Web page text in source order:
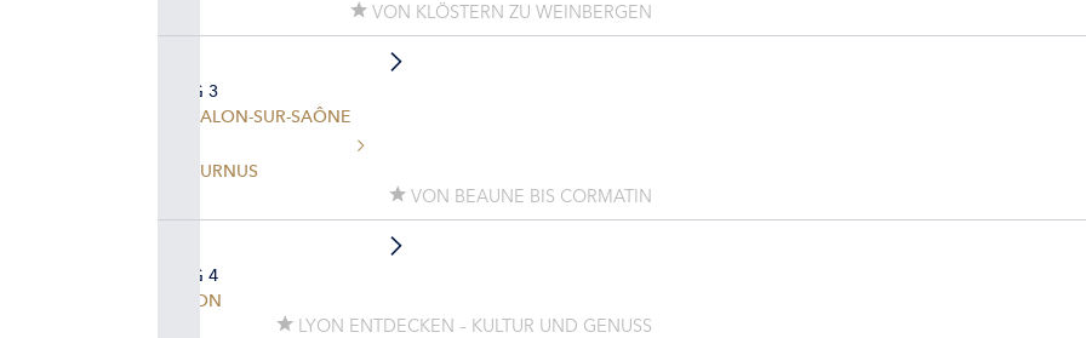
VON KLÖSTERN ZU WEINBERGEN
TAG 3
CHALON-SUR-SAÔNE
TOURNUS
VON BEAUNE BIS CORMATIN
TAG 4
LYON
LYON ENTDECKEN – KULTUR UND GENUSS